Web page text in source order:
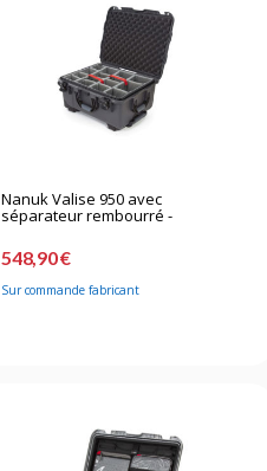
Nanuk Valise 950 avec
séparateur rembourré -
Graphite
548,90 €
Sur commande fabricant